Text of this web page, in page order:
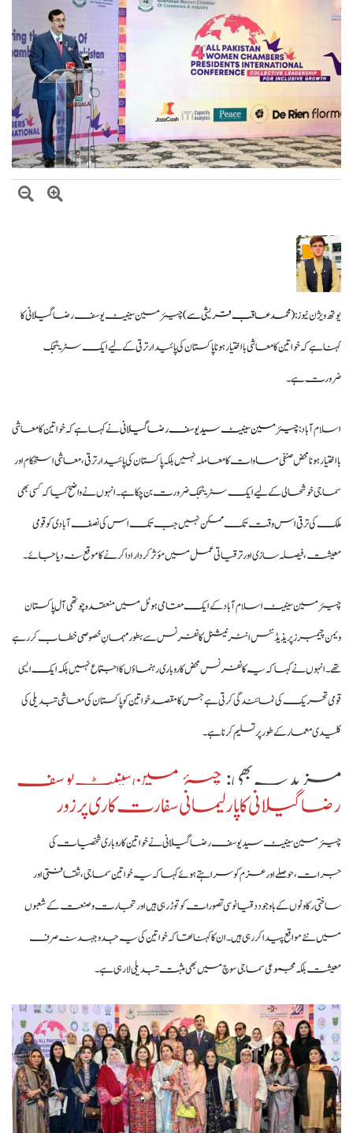
عالمی منڈی میں تیل سستا، پاکستان میں پیٹرول مہنگا کیوں؟
یوتھ ویژن نیوز :(محمد عاقب قریشی سے)چیئرمین سینیٹ یوسف رضا گیلانی کا
کہنا ہے کہ خواتین کا معاشی بااختیار ہونا پاکستان کی پائیدار ترقی کے لیے ایک سٹریٹجک
ضرورت ہے۔
اسلام آباد:چیئرمین سینیٹ سید یوسف رضا گیلانینے کہا ہے کہ خواتین کا معاشی
بااختیار ہونا محض صنفی مساوات کا معاملہ نہیں بلکہ پاکستان کی پائیدار ترقی، معاشی استحکام اور
سماجی خوشحالی کے لیے ایک سٹریٹجک ضرورت بن چکا ہے۔ انہوں نے واضح کیا کہ کسی بھی
ملک کی ترقی اس وقت تک ممکن نہیں جب تک اس کی نصف آبادی کو قومی
معیشت، فیصلہ سازی اور ترقیاتی عمل میں مؤثر کردار ادا کرنے کا موقع نہ دیا جائے۔
چیئرمین سینیٹ اسلام آباد کے ایک مقامی ہوٹل میں منعقدہ چوتھی آل پاکستان
ویمن چیمبرز پریذیڈنٹس انٹرنیشنل کانفرنس سے بطور مہمانِ خصوصی خطاب کر رہے
تھے۔ انہوں نے کہا کہ یہ کانفرنس محض کاروباری رہنماؤں کا اجتماع نہیں بلکہ ایک ایسی
قومی تحریک کی نمائندگی کرتی ہے جس کا مقصد خواتین کو پاکستان کی معاشی تبدیلی کی
کلیدی معمار کے طور پر تسلیم کرنا ہے۔
مزید یہ بھی :چیئرمین سینیٹ یوسف
رضا گیلانی کا پارلیمانی سفارت کاری پر زور
چیئرمین سینیٹ سید یوسف رضا گیلانی نے خواتین کاروباری شخصیات کی
جرات، حوصلے اور عزم کو سراہتے ہوئے کہا کہ یہ خواتین سماجی، ثقافتی اور
ساختی رکاوٹوں کے باوجود دقیانوسی تصورات کو توڑ رہی ہیں اور تجارت و صنعت کے شعبوں
میں نئے مواقع پیدا کر رہی ہیں۔ ان کا کہنا تھا کہ خواتین کی یہ جدوجہد نہ صرف
معیشت بلکہ مجموعی سماجی سوچ میں بھی مثبت تبدیلی لا رہی ہے۔